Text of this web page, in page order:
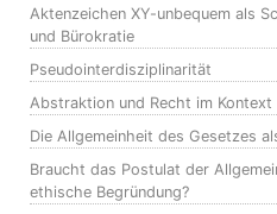
Aktenzeichen XY-unbequem als
und Bürokratie
Pseudointerdisziplinarität
Abstraktion und Recht im Kontext
Die Allgemeinheit des Gesetzes
Braucht das Postulat der
ethische Begründung?